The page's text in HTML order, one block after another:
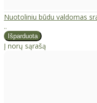
Nuotoliniu būdu valdomas
..
Į norų sąrašą